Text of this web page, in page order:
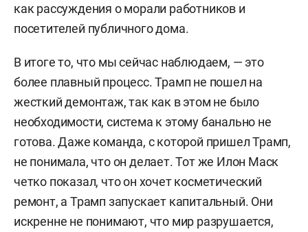
как рассуждения о морали работников и
посетителей публичного дома.
В итоге то, что мы сейчас наблюдаем, — это
более плавный процесс. Трамп не пошел на
жесткий демонтаж, так как в этом не было
необходимости, система к этому банально не
готова. Даже команда, с которой пришел Трамп,
не понимала, что он делает. Тот же Илон Маск
четко показал, что он хочеткосметический
ремонт, а Трамп запускает капитальный. Они
искренне не понимают, что мир разрушается,